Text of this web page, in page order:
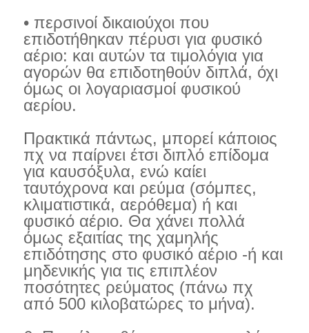
• περσινοί δικαιούχοι που
επιδοτήθηκαν πέρυσι για φυσικό
αέριο: και αυτών τα τιμολόγια για
αγορών θα επιδοτηθούν διπλά, όχι
όμως οι λογαριασμοί φυσικού
αερίου.
Πρακτικά πάντως, μπορεί κάποιος
πχ να παίρνει έτσι διπλό επίδομα
για καυσόξυλα, ενώ καίει
ταυτόχρονα και ρεύμα (σόμπες,
κλιματιστικά, αερόθεμα) ή και
φυσικό αέριο. Θα χάνει πολλά
όμως εξαιτίας της χαμηλής
επιδότησης στο φυσικό αέριο -ή και
μηδενικής για τις επιπλέον
ποσότητες ρεύματος (πάνω πχ
από 500 κιλοβατώρες το μήνα).